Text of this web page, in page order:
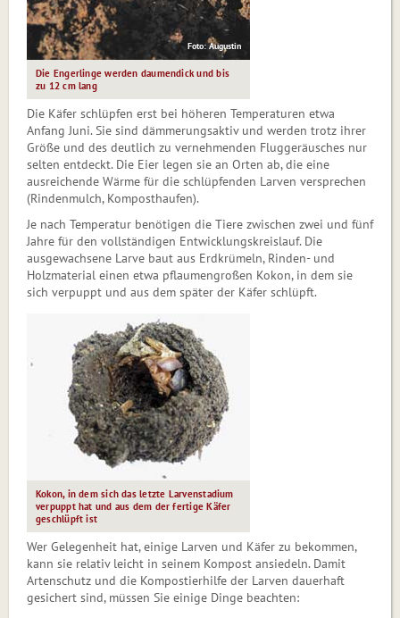
Foto: Augustin
Die Engerlinge werden daumendick und bis
zu 12 cm lang
Die Käfer schlüpfen erst bei höheren Temperaturen etwa
Anfang Juni. Sie sind dämmerungsaktiv und wer­den trotz ihrer
Größe und des deutlich zu ver­neh­men­den Fluggeräusches nur
selten entdeckt. Die Eier le­gen sie an Orten ab, die eine
ausreichende Wärme für die schlüpfen­den Larven versprechen
(Rindenmulch, Komposthaufen).
Je nach Temperatur benötigen die Tiere zwischen zwei und fünf
Jahre für den vollständigen Entwicklungs­kreislauf. Die
ausgewachsene Larve baut aus Erd­krü­meln, Rinden- und
Holzmaterial einen etwa pflaumen­großen Kokon, in dem sie
sich verpuppt und aus dem später der Käfer schlüpft.
Kokon, in dem sich das letzte Larvenstadium
verpuppt hat und aus dem der fertige Käfer
geschlüpft ist
Wer Gelegenheit hat, einige Larven und Käfer zu bekommen,
kann sie relativ leicht in seinem Kompost ansiedeln. Damit
Artenschutz und die Kompostierhilfe der Larven dau­erhaft
gesichert sind, müssen Sie einige Dinge beachten: